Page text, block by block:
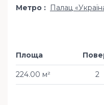
Метро Палац
Площа
224.00 м² 2